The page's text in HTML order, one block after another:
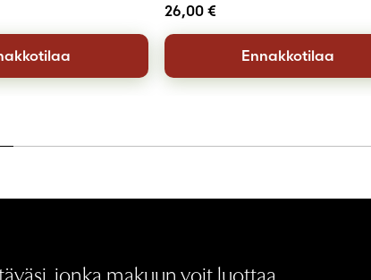
26,00 €
Ennakkotilaa
jonka makuun voit luottaa.